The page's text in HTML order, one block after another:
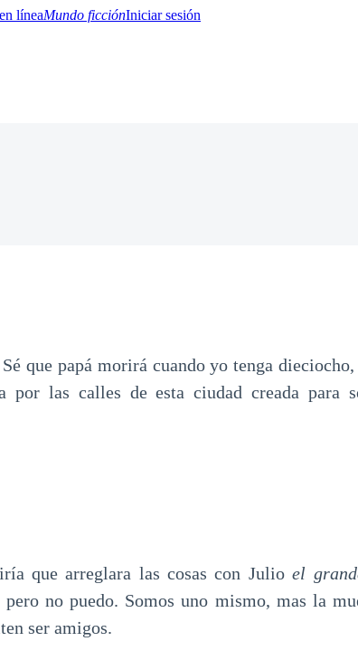
Mundo ficciónIniciar sesión
que papá morirá cuando yo tenga
por las calles de esta ciudad creada para
que arreglara las cosas con Julioel
no puedo. Somos uno mismo, mas la
ser amigos.